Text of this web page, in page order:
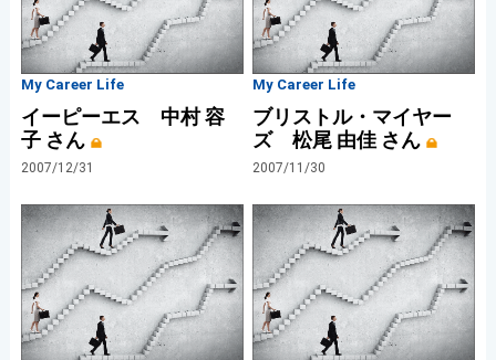
My Career Life
イーピーエス 中村 容
子 さん
2007/12/31
My Career Life
ブリストル・マイヤー
ズ 松尾 由佳 さん
2007/11/30